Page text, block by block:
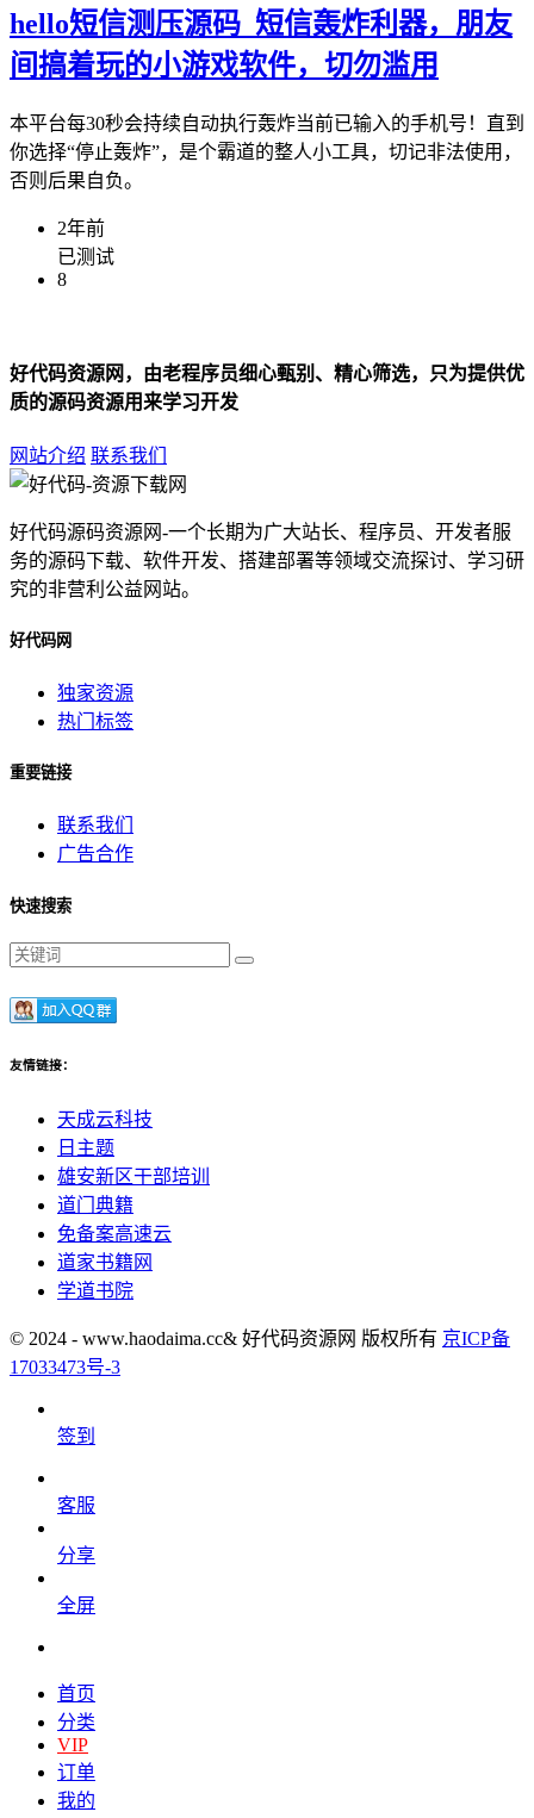
hello短信测压源码_短信轰炸利器，朋友
间搞着玩的小游戏软件，切勿滥用
本平台每30秒会持续自动执行轰炸当前已输入的手机号！直到
你选择“停止轰炸”，是个霸道的整人小工具，切记非法使用，
否则后果自负。
2年前
已测试
8
好代码资源网，由老程序员细心甄别、精心筛选，只为提供优
质的源码资源用来学习开发
网站介绍 联系我们
好代码源码资源网-一个长期为广大站长、程序员、开发者服
务的源码下载、软件开发、搭建部署等领域交流探讨、学习研
究的非营利公益网站。
好代码网
独家资源
热门标签
重要链接
联系我们
广告合作
快速搜索
友情链接：
天成云科技
日主题
雄安新区干部培训
道门典籍
免备案高速云
道家书籍网
学道书院
© 2024 - www.haodaima.cc& 好代码资源网 版权所有 京ICP备
17033473号-3
签到
客服
分享
全屏
首页
分类
VIP
订单
我的